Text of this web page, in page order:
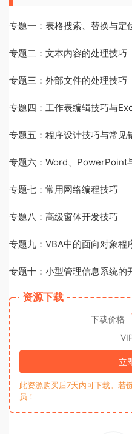
专题一：表格搜索、替换与定
专题二：文本内容的处理技巧
专题三：外部文件的处理技巧
专题四：工作表编辑技巧与
专题五：程序设计技巧与常见
专题六：Word、PowerPoint
专题七：常用网络编程技巧
专题八：高级窗体开发技巧
专题九：VBA中的面向对象程
专题十：小型管理信息系统的
资源下载
下载价格
立
此资源购买后7天内可下载。若
员！